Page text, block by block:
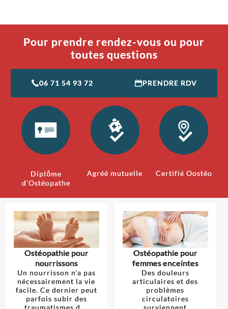
Pour prendre rendez-vous ou pour
toutes questions
06 71 54 93 72 PRENDRE RDV
Diplôme
d'Ostéopathe
Agréé mutuelle Certifié Oostéo
Ostéopathie pour
nourrissons
Un nourrisson n'a pas
nécessairement la vie
facile. Ce dernier peut
parfois subir des
Ostéopathie pour
femmes enceintes
Des douleurs
articulaires et des
problèmes
circulatoires